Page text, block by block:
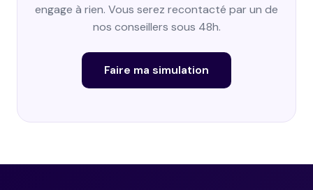
engage à rien. Vous serez recontacté par un de
nos conseillers sous 48h.
Faire ma simulation